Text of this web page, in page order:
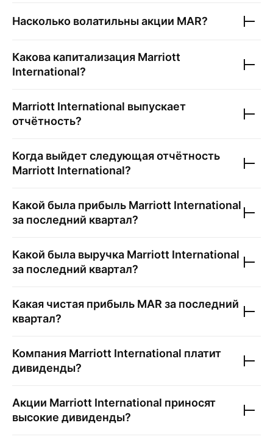
Насколько волатильны акции MAR?
Какова капитализация Marriott
International?
Marriott International выпускает
отчётность?
Когда выйдет следующая отчётность
Marriott International?
Какой была прибыль Marriott International
за последний квартал?
Какой была выручка Marriott International
за последний квартал?
Какая чистая прибыль MAR за последний
квартал?
Компания Marriott International платит
дивиденды?
Акции Marriott International приносят
высокие дивиденды?